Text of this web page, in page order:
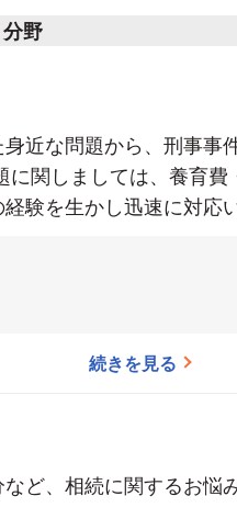
お名前、連絡先をお伺
しください。
伺いし、ご相談者にと
円（税込）です。
や調停・訴訟等、弁護
ついても、詳細にご説
野
近な問題から、刑事事
に関しましては、養育
験を生かし迅速に対応
続きを見る
ど、相続に関するお悩